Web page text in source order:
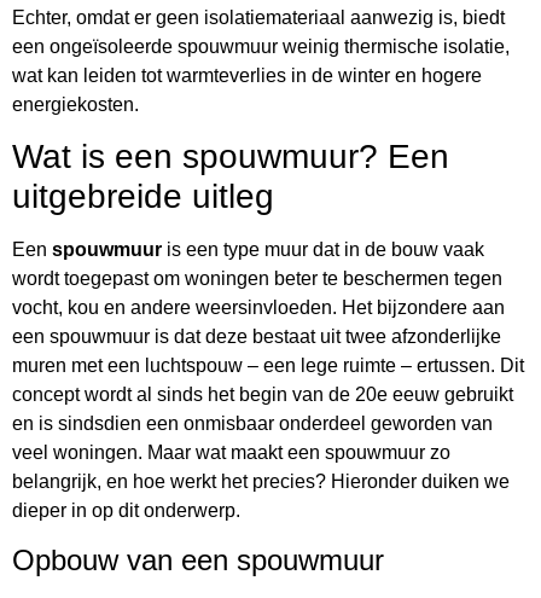
Echter, omdat er geen isolatiemateriaal aanwezig is, biedt
een ongeïsoleerde spouwmuur weinig thermische isolatie,
wat kan leiden tot warmteverlies in de winter en hogere
energiekosten.
Wat is een spouwmuur? Een
uitgebreide uitleg
Een spouwmuur is een type muur dat in de bouw vaak
wordt toegepast om woningen beter te beschermen tegen
vocht, kou en andere weersinvloeden. Het bijzondere aan
een spouwmuur is dat deze bestaat uit twee afzonderlijke
muren met een luchtspouw – een lege ruimte – ertussen. Dit
concept wordt al sinds het begin van de 20e eeuw gebruikt
en is sindsdien een onmisbaar onderdeel geworden van
veel woningen. Maar wat maakt een spouwmuur zo
belangrijk, en hoe werkt het precies? Hieronder duiken we
dieper in op dit onderwerp.
Opbouw van een spouwmuur